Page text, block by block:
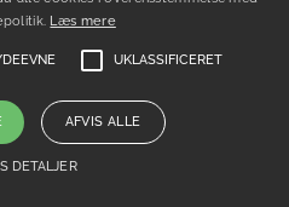
Læs mere
UKLASSIFICERET
AFVIS ALLE
DETALJER